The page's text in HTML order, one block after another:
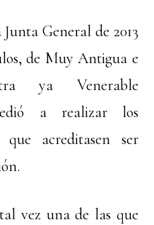
General de 2013
de Muy Antigua e
ya Venerable
a realizar los
que acreditasen ser
vez una de las que